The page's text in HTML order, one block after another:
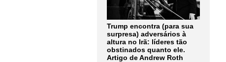
Trump encontra (para sua
surpresa) adversários à
altura no Irã: líderes tão
obstinados quanto ele.
Artigo de Andrew Roth